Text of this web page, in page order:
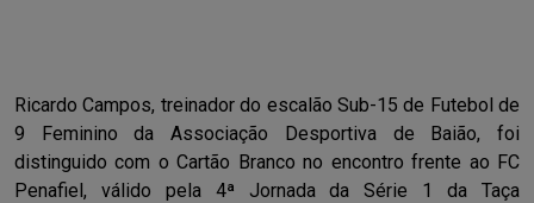
Ricardo Campos, treinador do escalão Sub-15 de Futebol de
9 Feminino da Associação Desportiva de Baião, foi
distinguido com o Cartão Branco no encontro frente ao FC
Penafiel, válido pela 4ª Jornada da Série 1 da Taça